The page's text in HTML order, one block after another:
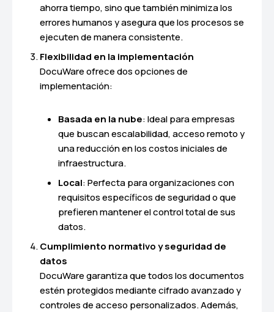
ahorra tiempo, sino que también minimiza los
errores humanos y asegura que los procesos se
ejecuten de manera consistente.
Flexibilidad en la implementación
DocuWare ofrece dos opciones de
implementación:
Basada en la nube: Ideal para empresas
que buscan escalabilidad, acceso remoto y
una reducción en los costos iniciales de
infraestructura.
Local: Perfecta para organizaciones con
requisitos específicos de seguridad o que
prefieren mantener el control total de sus
datos.
Cumplimiento normativo y seguridad de
datos
DocuWare garantiza que todos los documentos
estén protegidos mediante cifrado avanzado y
controles de acceso personalizados. Además,